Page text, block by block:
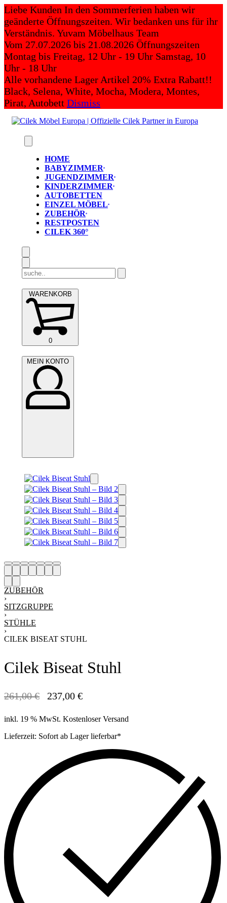
Skip
content
Liebe Kunden In den Sommerferien haben wir
geänderte Öffnungszeiten. Wir bedanken uns für ihr
Verständnis. Yuvam Möbelhaus Team
Vom 27.07.2026 bis 21.08.2026 Öffnungszeiten
Montag bis Freitag, 12 Uhr - 19 Uhr Samstag, 10
Uhr - 18 Uhr
Alle vorhandene Lager Artikel 20% Extra Rabatt!!
Black, Selena, White, Mocha, Modera, Montes,
Pirat, Autobett Dismiss
HOME
BABYZIMMER
JUGENDZIMMER
KINDERZIMMER
AUTOBETTEN
EINZEL MÖBEL
ZUBEHÖR
RESTPOSTEN
CILEK 360°
Search
for:
WARENKORB
0WARENKORB
(0)
MEIN
KONTO
MEIN KONTO
ZUBEHÖR
›
SITZGRUPPE
›
STÜHLE
›
CILEK BISEAT STUHL
Cilek Biseat Stuhl
261,00€
Ursprünglicher
war:
261,00 €
237,00 €
Aktueller
ist:
237,00 €.
inkl. 19 % MwSt. Kostenloser Versand
Lieferzeit: Sofort ab Lager lieferbar*